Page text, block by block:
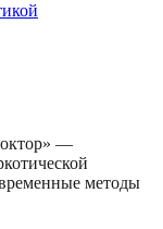
» —
методы